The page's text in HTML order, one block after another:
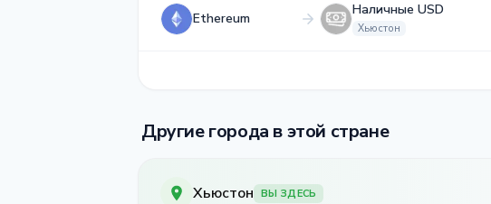
Ethereum
Наличные USD
Хьюстон
Другие города в этой стране
Хьюстон ВЫ ЗДЕСЬ